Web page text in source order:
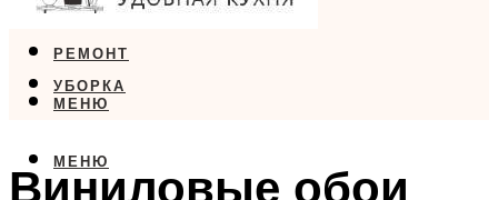
РЕМОНТ
УБОРКА
МЕНЮ
МЕНЮ
Виниловые обои